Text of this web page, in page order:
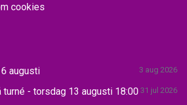
cookies
augusti 3 aug 2026
turné - torsdag 13 augusti 18:00 31 jul 2026